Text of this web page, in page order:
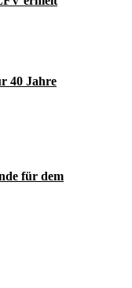
40 Jahre
für dem